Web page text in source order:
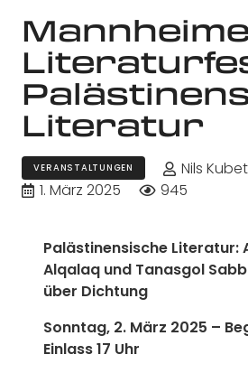
Literatur
VERANSTALTUNGEN
Nils
1. März 2025
945
Palästinensische Literatur:
Alqalaq und Tanasgol
über Dichtung
Sonntag, 2. März 2025 –
Einlass 17 Uhr